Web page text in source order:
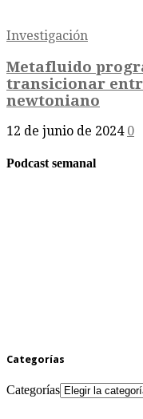
Investigación
Metafluido
transicionar
newtoniano
12 de junio de 2024 0
Podcast semanal
Categorías
Categorías